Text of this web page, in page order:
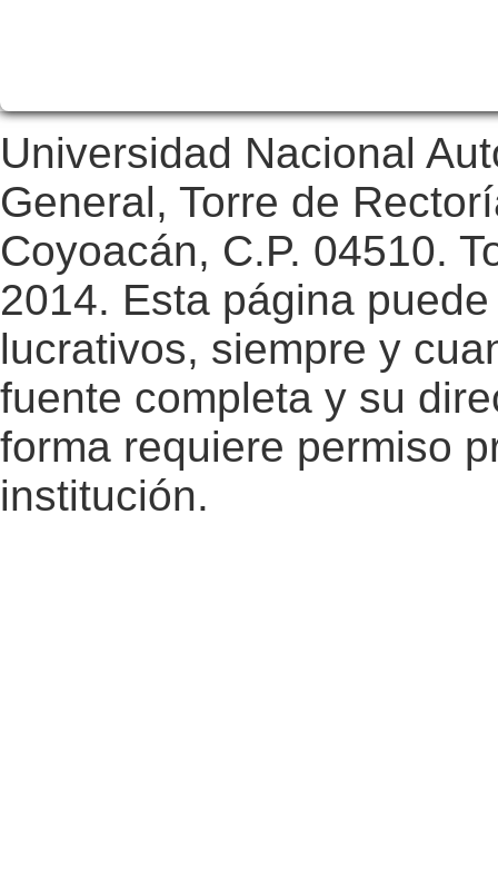
Universidad Nacional
General, Torre de
Coyoacán, C.P. 04510.
2014. Esta página
lucrativos, siempre y
fuente completa y su
forma requiere permiso
institución.